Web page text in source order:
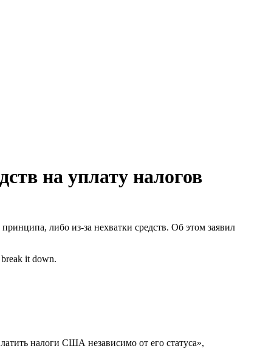
на уплату налогов
либо из-за нехватки средств. Об этом заявил
it down.
налоги США независимо от его статуса»,